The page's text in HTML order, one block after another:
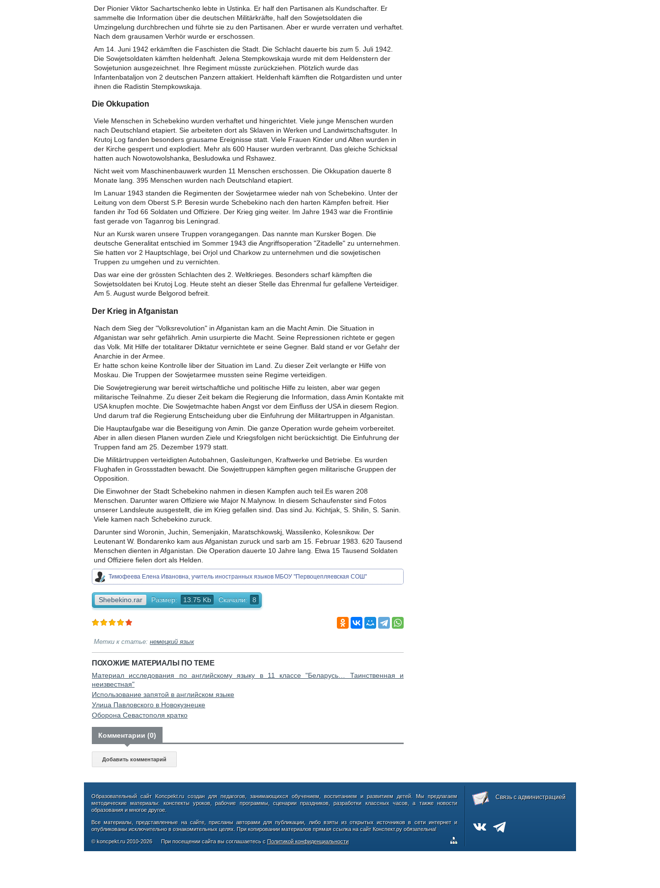
Der Pionier Viktor Sachartschenko lebte in Ustinka. Er half den Partisanen als Kundschafter. Er
sammelte die Information über die deutschen Militärkräfte, half den Sowjetsoldaten die
Umzingelung durchbrechen und führte sie zu den Partisanen. Aber er wurde verraten und verhaftet.
Nach dem grausamen Verhör wurde er erschossen.
Am 14. Juni 1942 erkämften die Faschisten die Stadt. Die Schlacht dauerte bis zum 5. Juli 1942.
Die Sowjetsoldaten kämften heldenhaft. Jelena Stempkowskaja wurde mit dem Heldenstern der
Sowjetunion ausgezeichnet. Ihre Regiment müsste zurückziehen. Plötzlich wurde das
Infantenbataljon von 2 deutschen Panzern attakiert. Heldenhaft kämften die Rotgardisten und unter
ihnen die Radistin Stempkowskaja.
Die Okkupation
Viele Menschen in Schebekino wurden verhaftet und hingerichtet. Viele junge Menschen wurden
nach Deutschland etapiert. Sie arbeiteten dort als Sklaven in Werken und Landwirtschaftsguter. In
Krutoj Log fanden besonders grausame Ereignisse statt. Viele Frauen Kinder und Alten wurden in
der Kirche gesperrt und explodiert. Mehr als 600 Hauser wurden verbrannt. Das gleiche Schicksal
hatten auch Nowotowolshanka, Besludowka und Rshawez.
Nicht weit vom Maschinenbauwerk wurden 11 Menschen erschossen. Die Okkupation dauerte 8
Monate lang. 395 Menschen wurden nach Deutschland etapiert.
Im Lanuar 1943 standen die Regimenten der Sowjetarmee wieder nah von Schebekino. Unter der
Leitung von dem Oberst S.P. Beresin wurde Schebekino nach den harten Kämpfen befreit. Hier
fanden ihr Tod 66 Soldaten und Offiziere. Der Krieg ging weiter. Im Jahre 1943 war die Frontlinie
fast gerade von Taganrog bis Leningrad.
Nur an Kursk waren unsere Truppen vorangegangen. Das nannte man Kursker Bogen. Die
deutsche Generalitat entschied im Sommer 1943 die Angriffsoperation "Zitadelle" zu unternehmen.
Sie hatten vor 2 Hauptschlage, bei Orjol und Charkow zu unternehmen und die sowjetischen
Truppen zu umgehen und zu vernichten.
Das war eine der grössten Schlachten des 2. Weltkrieges. Besonders scharf kämpften die
Sowjetsoldaten bei Krutoj Log. Heute steht an dieser Stelle das Ehrenmal fur gefallene Verteidiger.
Am 5. August wurde Belgorod befreit.
Der Krieg in Afganistan
Nach dem Sieg der "Volksrevolution" in Afganistan kam an die Macht Amin. Die Situation in
Afganistan war sehr gefährlich. Amin usurpierte die Macht. Seine Repressionen richtete er gegen
das Volk. Mit Hilfe der totalitarer Diktatur vernichtete er seine Gegner. Bald stand er vor Gefahr der
Anarchie in der Armee.
Er hatte schon keine Kontrolle liber der Situation im Land. Zu dieser Zeit verlangte er Hilfe von
Moskau. Die Truppen der Sowjetarmee mussten seine Regime verteidigen.
Die Sowjetregierung war bereit wirtschaftliche und politische Hilfe zu leisten, aber war gegen
militarische Teilnahme. Zu dieser Zeit bekam die Regierung die Information, dass Amin Kontakte mit
USA knupfen mochte. Die Sowjetmachte haben Angst vor dem Einfluss der USA in diesem Region.
Und darum traf die Regierung Entscheidung uber die Einfuhrung der Militartruppen in Afganistan.
Die Hauptaufgabe war die Beseitigung von Amin. Die ganze Operation wurde geheim vorbereitet.
Aber in allen diesen Planen wurden Ziele und Kriegsfolgen nicht berücksichtigt. Die Einfuhrung der
Truppen fand am 25. Dezember 1979 statt.
Die Militärtruppen verteidigten Autobahnen, Gasleitungen, Kraftwerke und Betriebe. Es wurden
Flughafen in Grossstadten bewacht. Die Sowjettruppen kämpften gegen militarische Gruppen der
Opposition.
Die Einwohner der Stadt Schebekino nahmen in diesen Kampfen auch teil.Es waren 208
Menschen. Darunter waren Offiziere wie Major N.Malynow. In diesem Schaufenster sind Fotos
unserer Landsleute ausgestellt, die im Krieg gefallen sind. Das sind Ju. Kichtjak, S. Shilin, S. Sanin.
Viele kamen nach Schebekino zuruck.
Darunter sind Woronin, Juchin, Semenjakin, Maratschkowskj, Wassilenko, Kolesnikow. Der
Leutenant W. Bondarenko kam aus Afganistan zuruck und sarb am 15. Februar 1983. 620 Tausend
Menschen dienten in Afganistan. Die Operation dauerte 10 Jahre lang. Etwa 15 Tausend Soldaten
und Offiziere fielen dort als Helden.
Тимофеева Елена Ивановна, учитель иностранных языков МБОУ "Первоцепляевская СОШ"
Shebekino.rar Размер: 13.75 Kb Скачали: 8
Метки к статье: немецкий язык
ПОХОЖИЕ МАТЕРИАЛЫ ПО ТЕМЕ
Материал исследования по английскому языку в 11 классе "Беларусь… Таинственная и
неизвестная"
Использование запятой в английском языке
Улица Павловского в Новокузнецке
Оборона Севастополя кратко
Комментарии (0)
Добавить комментарий
Образовательный сайт Koncpekt.ru создан для педагогов, занимающихся обучением, воспитанием и развитием детей. Мы предлагаем
методические материалы: конспекты уроков, рабочие программы, сценарии праздников, разработки классных часов, а также новости
образования и многое другое.
Все материалы, представленные на сайте, присланы авторами для публикации, либо взяты из открытых источников в сети интернет и
опубликованы исключительно в ознакомительных целях. При копировании материалов прямая ссылка на сайт Конспект.ру обязательна!
© koncpekt.ru2010-2026При посещении сайта вы соглашаетесь с Политикой конфиденциальности
Связь с администрацией